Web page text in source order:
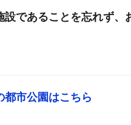
設であることを忘れず
都市公園はこちら